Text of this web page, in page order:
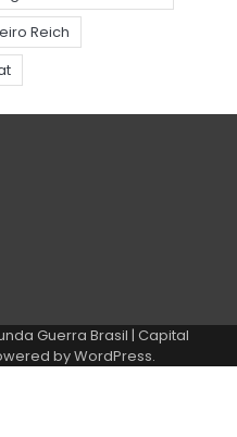
Guerra Brasil | Capital
byWordPress.